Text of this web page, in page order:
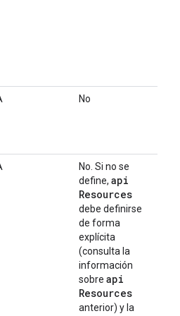
No
No. Si no se
define, api
Resources
debe definirse
de forma
explícita
(consulta la
información
sobre api
Resources
anterior) y la